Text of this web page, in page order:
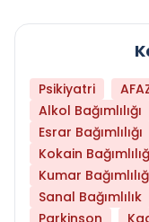
Psikiyatri
Alkol Bağımlılığı
Esrar Bağımlılığı
Kokain
Kumar
Sanal Bağımlılık
Parkinson